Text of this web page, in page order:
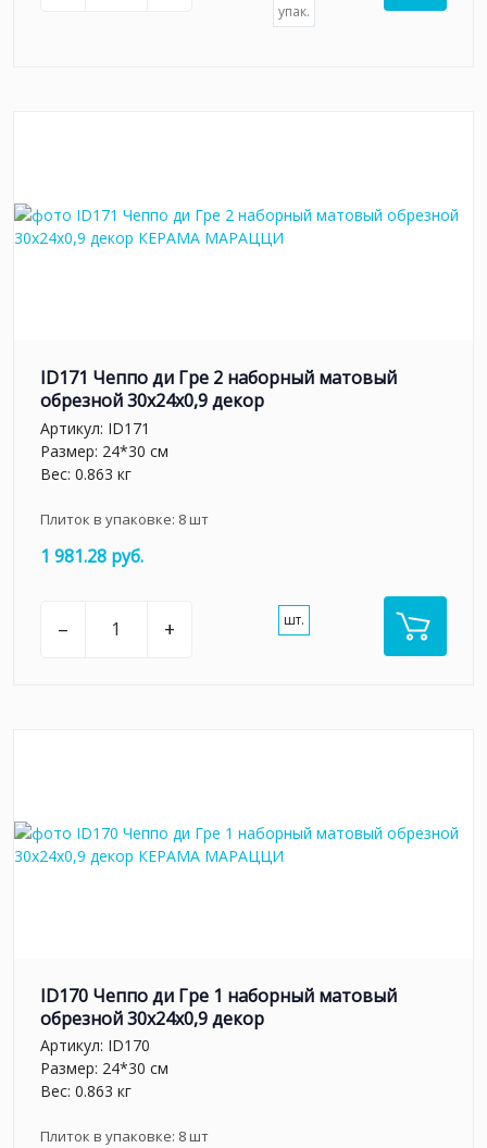
упак.
ID171 Чеппо ди Гре 2 наборный матовый
обрезной 30x24x0,9 декор
Артикул: ID171
Размер: 24*30 см
Вес: 0.863 кг
Плиток в упаковке: 8шт
1 981.28 руб.
– + шт.
ID170 Чеппо ди Гре 1 наборный матовый
обрезной 30x24x0,9 декор
Артикул: ID170
Размер: 24*30 см
Вес: 0.863 кг
Плиток в упаковке: 8шт